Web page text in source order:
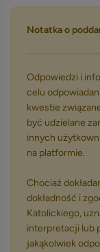
Notatka o
Odpowiedzi i
celu
kwestie
być udzielane
innych
na platformie.
Chociaż
dokładność i
Katolickiego,
interpretacji lub
jakąkolwiek